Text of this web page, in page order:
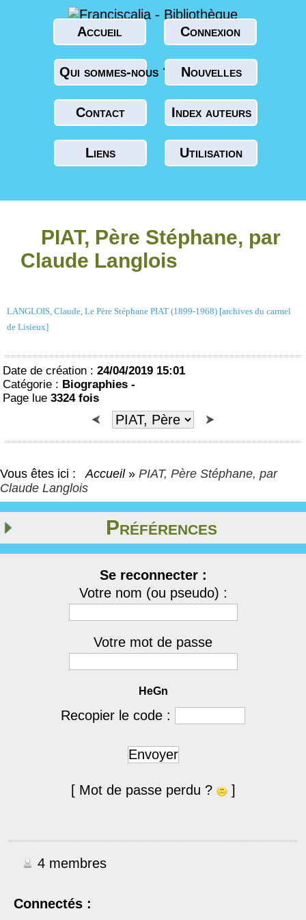
Accueil Connexion
Qui sommes-nous ? Nouvelles
Contact Index auteurs
Liens Utilisation
PIAT, Père Stéphane, par
Claude Langlois
LANGLOIS, Claude, Le Père Stéphane PIAT (1899-1968) [archives du carmel
de Lisieux]
Date de création : 24/04/2019 15:01
Catégorie : Biographies -
Page lue 3324 fois
Vous êtes ici : Accueil » PIAT, Père Stéphane, par
Claude Langlois
Préférences
Se reconnecter :
Votre nom (ou pseudo) :
Votre mot de passe
HeGn
Recopier le code :
Envoyer
[ Mot de passe perdu ? ]
4 membres
Connectés :